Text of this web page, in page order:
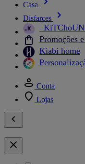
Casa
Disfarces
Promoções
Kiabi home
Conta
Lojas